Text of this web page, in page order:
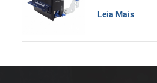
Leia Mais